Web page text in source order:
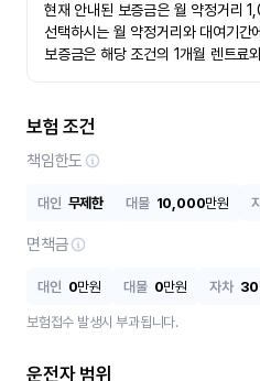
현재 안내된 보증금은 월 약정거리
선택하시는 월 약정거리와 대여기간
보증금은 해당 조건의 1개월 렌트료
보험 조건
책임한도
대인 무제한 대물 10,000만원
면책금
대인 0만원 대물 0만원 자차 30
보험접수 발생시 부과됩니다.
운전자 범위